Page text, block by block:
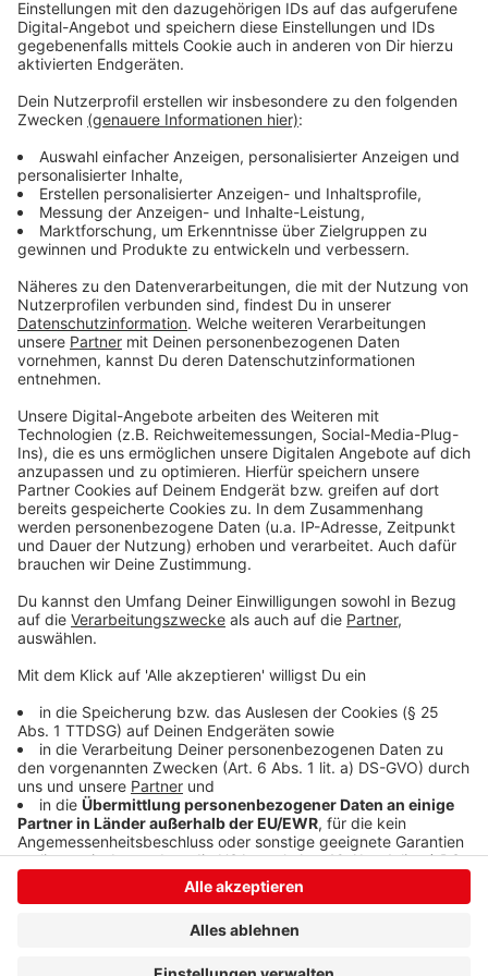
Anzeige
Vorstellen brauchen wir ihn euch nicht. Seit 2003
treibt Jürgen Bangert nun als "Elvis Eifel" seine Späße
am Telefon mit seinen Hörerinnen und Hörern im Radio.
Aber selbst seine 'Opfer' müssen am Ende mit lachen -
wenn auch nicht immer. Und weil ihr nicht genug von
ihm bekommen könnt, ist Elvis nun unter die Podcaster
gegangen. Somit steht euch Elvis rund um die Uhr zur
Verfügung. Hier bekommt Ihr außerdem den
"Directors-Cut" - die Original-Telefonate in längerer
Version. Elvis wird sich mit Kollegen und ehemaligen
"Opfern" über die Telefonate aus den letzten zwei
dabei ergangen ist und wobei er selbst mal ins
Schleudern gekommen ist. Viel Spaß beim Zuhören und
bitte nicht erschrecken, wenn dabei das Telefon
klingelt. Es muss ja nicht unbedingt Elvis Eifel dran
sein.
Anzeige
Anzeige
Anzeige